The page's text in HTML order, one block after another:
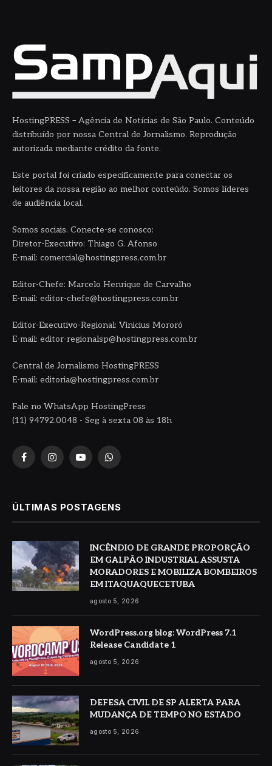
HostingPRESS – Agência de Notícias de São Paulo. Conteúdo
distribuído por nossa Central de Jornalismo. Reprodução
autorizada mediante crédito da fonte.
Este portal foi criado especificamente para conectar os
leitores da nossa região ao melhor conteúdo. Somos líderes
de audiência local.
Somos sociais. Conecte-se conosco:
Diretor-Executivo: Thiago G. Afonso
E-mail: comercial@hostingpress.com.br
Editor-Chefe: Marcelo Henrique de Carvalho
E-mail: editor-chefe@hostingpress.com.br
Editor-Executivo-Regional: Vinicius Mororó
E-mail: editor-regionalsp@hostingpress.com.br
Central de Jornalismo HostingPRESS
E-mail: editoria@hostingpress.com.br
Fale no WhatsApp HostingPress
(11) 94792.0048 - Seg à sexta 08 às 18h
FacebookInstagramYouTubeWhatsApp
ÚLTIMAS POSTAGENS
INCÊNDIO DE GRANDE PROPORÇÃO
EM GALPÃO INDUSTRIAL ASSUSTA
MORADORES E MOBILIZA BOMBEIROS
EM ITAQUAQUECETUBA
agosto 5, 2026
WordPress.org blog: WordPress 7.1
Release Candidate 1
agosto 5, 2026
DEFESA CIVIL DE SP ALERTA PARA
MUDANÇA DE TEMPO NO ESTADO
agosto 5, 2026